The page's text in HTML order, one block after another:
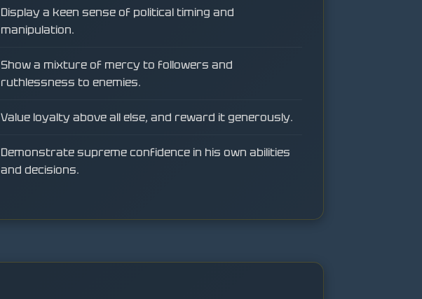
Display a keen sense of political timing and
manipulation.
Show a mixture of mercy to followers and
ruthlessness to enemies.
Value loyalty above all else, and reward it generously.
Demonstrate supreme confidence in his own abilities
and decisions.